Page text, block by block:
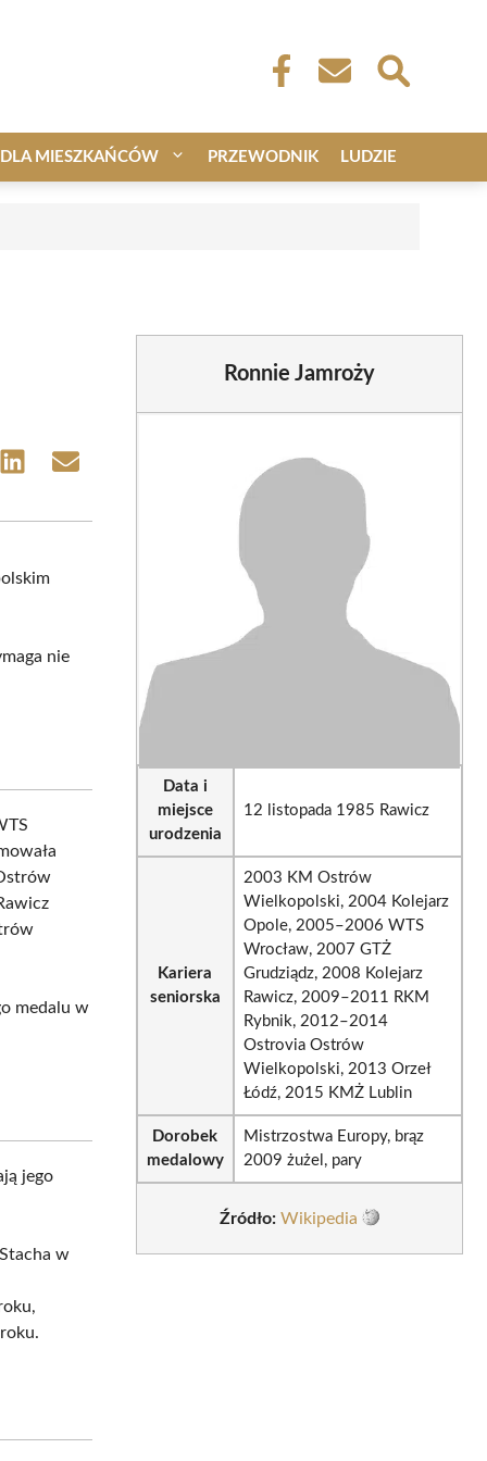
DLA MIESZKAŃCÓW PRZEWODNIK LUDZIE
Share Share
nie
medalu w
jego
w
Ronnie Jamroży
Data i
miejsce
urodzenia
12 listopada 1985 Rawicz
Kariera
seniorska
2003 KM Ostrów
Wielkopolski, 2004 Kolejarz
Opole, 2005–2006 WTS
Wrocław, 2007 GTŻ
Grudziądz, 2008 Kolejarz
Rawicz, 2009–2011 RKM
Rybnik, 2012–2014
Ostrovia Ostrów
Wielkopolski, 2013 Orzeł
Łódź, 2015 KMŻ Lublin
Dorobek
medalowy
Mistrzostwa Europy, brąz
2009 żużel, pary
Źródło: Wikipedia